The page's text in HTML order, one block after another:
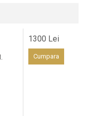
1300 Lei
Cumpara